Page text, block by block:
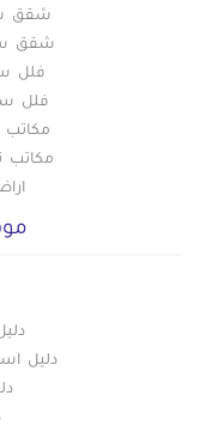
شقق
شقق
فلل
فلل
مكاتب
مكاتب
دليل